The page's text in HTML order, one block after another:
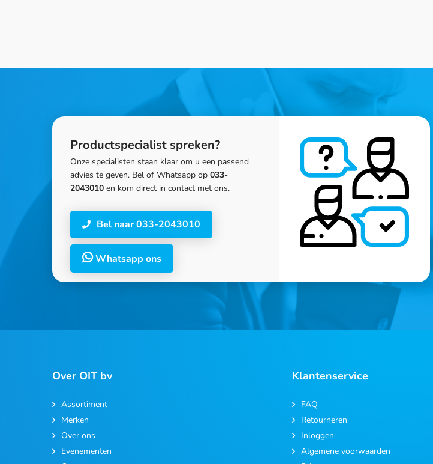
Productspecialist spreken?
Onze specialisten staan klaar om u een passend
advies te geven. Bel of Whatsapp op 033-
2043010 en kom direct in contact met ons.
Bel naar 033-2043010
Whatsapp ons
Over OIT bv
Assortiment
Merken
Over ons
Evenementen
Klantenservice
FAQ
Retourneren
Inloggen
Algemene voorwaarden